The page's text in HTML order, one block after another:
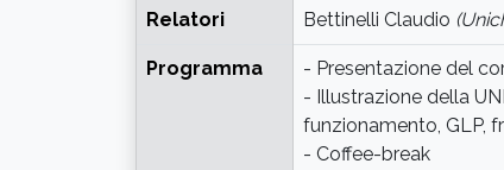
Relatori Bettinelli Claudio
Programma
- Presentazione del
- Illustrazione della
funzionamento, GLP,
- Coffee-break